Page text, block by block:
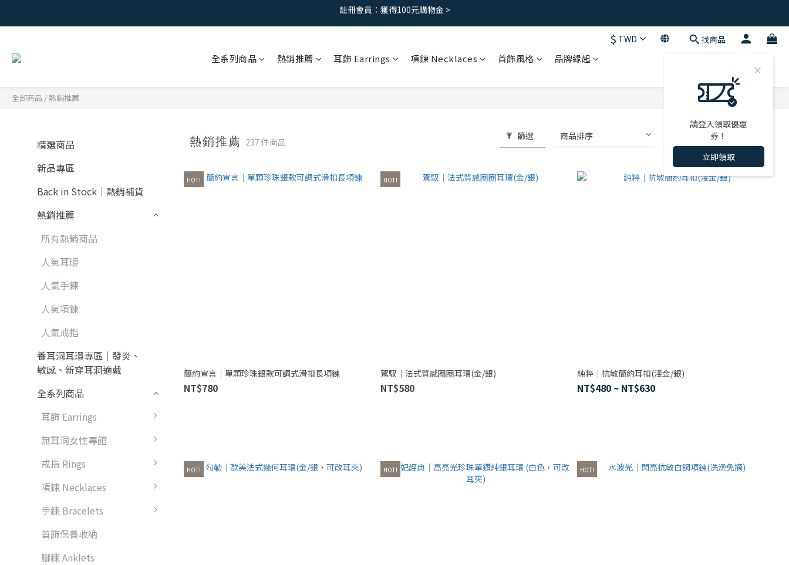
免運優惠｜台灣滿 1500 ，港澳滿2500
免運優惠｜台灣滿 1500 ，港澳滿2500
免運優惠｜台灣滿 1500 ，港澳滿2500
$ TWD 找商品
請登入領取優惠
券！
立即領取
全系列商品 熱銷推薦 耳飾 Earrings 項鍊 Necklaces 首飾風格 品牌緣起
全部商品 /熱銷推薦
精選商品
新品專區
Back in Stock｜熱銷補貨
熱銷推薦
所有熱銷商品
人氣耳環
人氣手鍊
人氣項鍊
人氣戒指
養耳洞耳環專區｜發炎、
敏感、新穿耳洞適戴
全系列商品
耳飾 Earrings
無耳洞女性專館
戒指 Rings
項鍊 Necklaces
手鍊 Bracelets
首飾保養收納
腳鍊 Anklets
熱銷推薦 237 件商品
篩選 商品排序 每頁顯示 72 個
HOT!
簡約宣言｜單顆珍珠銀款可調式滑扣長項鍊
NT$780
HOT!
駕馭｜法式質感圈圈耳環(金/銀)
NT$580
純粹｜抗敏簡約耳扣(淺金/銀)
NT$480 ~ NT$630
HOT! HOT! HOT!